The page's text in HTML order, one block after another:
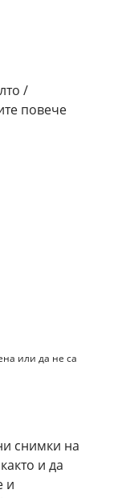
/
повече
или да не са
снимки на
и да
и